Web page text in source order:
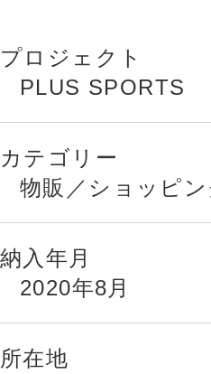
プロジェクト
PLUS SPORTS
カテゴリー
物販／ショッピ
納入年月
2020年8月
所在地